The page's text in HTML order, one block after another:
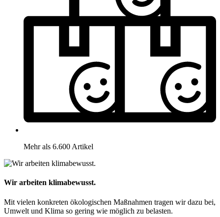
Mehr als 6.600 Artikel
Wir arbeiten klimabewusst.
Mit vielen konkreten ökologischen Maßnahmen tragen wir dazu bei,
Umwelt und Klima so gering wie möglich zu belasten.